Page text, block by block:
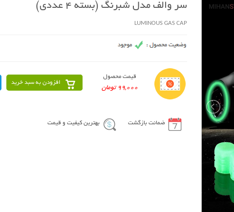
سر والف مدل شبرنگ (بسته 4 عددی)
LUMINOUS GAS CAP
قیمت محصول
99,000 تومان
افزودن به سبد خرید
ضمانت بازگشت بهترین کیفیت و قیمت